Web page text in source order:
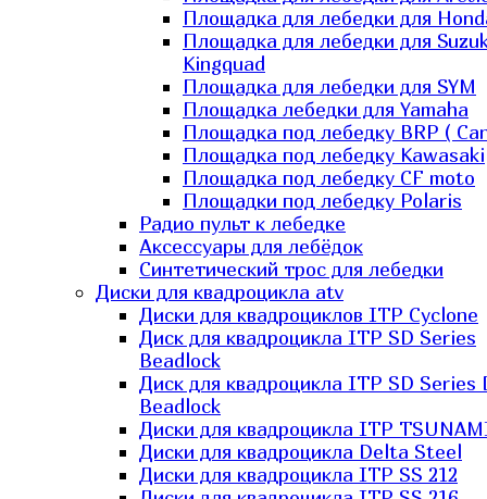
Площадка для лебедки для
Площадка для лебедки для
Kingquad
Площадка для лебедки для SYM
Площадка лебедки для Yamaha
Площадка под лебедку BRP (
Площадка под лебедку Kawasaki
Площадка под лебедку СF moto
Площадки под лебедку Polaris
Радио пульт к лебедке
Аксессуары для лебёдок
Синтетический трос для лебедки
Диски для квадроцикла atv
Диски для квадроциклов ITP Cyclone
Диск для квадроцикла ITP SD Series
Beadlock
Диск для квадроцикла ITP SD Series
Beadlock
Диски для квадроцикла ITP
Диски для квадроцикла Delta Steel
Диски для квадроцикла ITP SS 212